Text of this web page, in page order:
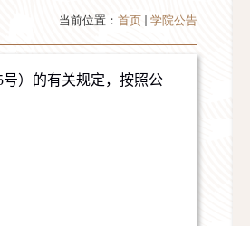
当前位置： 首页 学院公告
号）的有关规定，按照公